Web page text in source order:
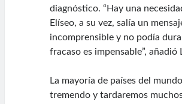
diagnóstico. “Hay una
Elíseo, a su vez, salía un
incomprensible y no podía
fracaso es impensable”, añadió
La mayoría de países del
tremendo y tardaremos